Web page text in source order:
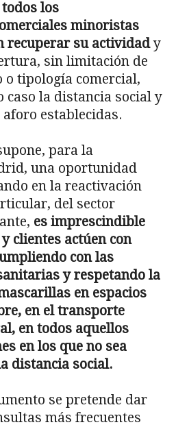
todos los
minoristas
recuperar su actividady
sin limitación de
tipología comercial,
caso la distancia social y
establecidas.
para la
una oportunidad
en la reactivación
del sector
es imprescindible
clientes actúen con
con las
y respetando la
en espacios
en el transporte
en todos aquellos
en los que no sea
distancia social.
se pretende dar
más frecuentes